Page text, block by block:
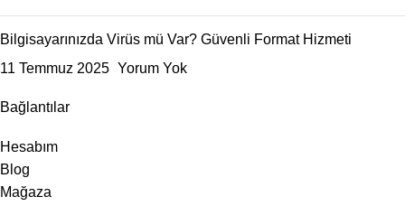
Bilgisayarınızda Virüs mü Var? Güvenli Format Hizmeti
11 Temmuz 2025 Yorum Yok
Bağlantılar
Hesabım
Blog
Mağaza